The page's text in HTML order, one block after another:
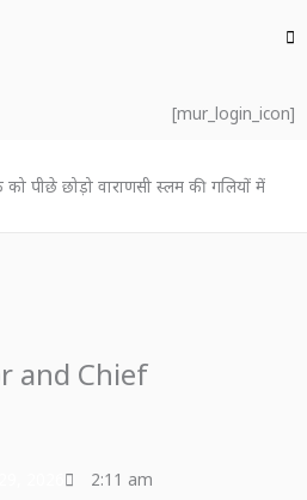
[mur_login_icon]
पीछे छोड़ो वाराणसी स्लम की गलियों में
and Chief
2:11 am